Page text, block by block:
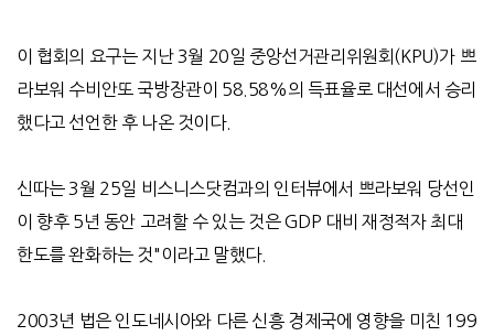
이 협회의 요구는 지난 3월 20일 중앙선거관리위원회 (KPU)가 쁘
라보워 수비안또 국방장관이
58.58%의 득표율로 대선에서 승리
했다고 선언한 후 나온 것이다.
신따는3월 25일 비스니스닷컴과의 인터뷰에서 쁘라보워 당선인
이 향후5년 동안 고려할 수 있는 것은GDP 대비 재정적자 최대
한도를 완화하는 것"이라고 말했다.
2003년 법은 인도네시아와 다른 신흥 경제국에 영향을 미친 199